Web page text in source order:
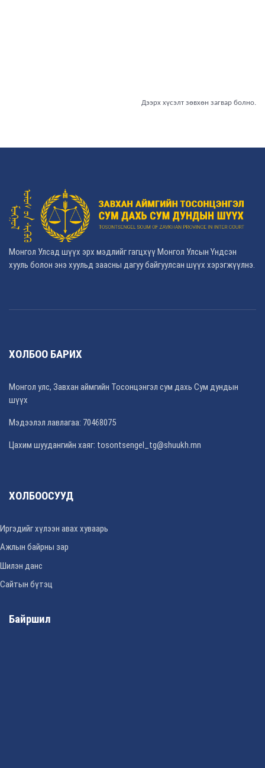
Дээрх хүсэлт зөвхөн загвар болно.
Монгол Улсад шүүх эрх мэдлийг гагцхүү Монгол Улсын Үндсэн
хууль болон энэ хуульд заасны дагуу байгуулсан шүүх хэрэгжүүлнэ.
ХОЛБОО БАРИХ
Монгол улс, Завхан аймгийн Тосонцэнгэл сум дахь Сум дундын
шүүх
Мэдээлэл лавлагаа: 70468075
Цахим шуудангийн хаяг: tosontsengel_tg@shuukh.mn
ХОЛБООСУУД
Иргэдийг хүлээн авах хуваарь
Ажлын байрны зар
Шилэн данс
Сайтын бүтэц
Байршил